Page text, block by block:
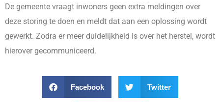
De gemeente vraagt inwoners geen extra meldingen over
deze storing te doen en meldt dat aan een oplossing wordt
gewerkt. Zodra er meer duidelijkheid is over het herstel, wordt
hierover gecommuniceerd.
Facebook Twitter